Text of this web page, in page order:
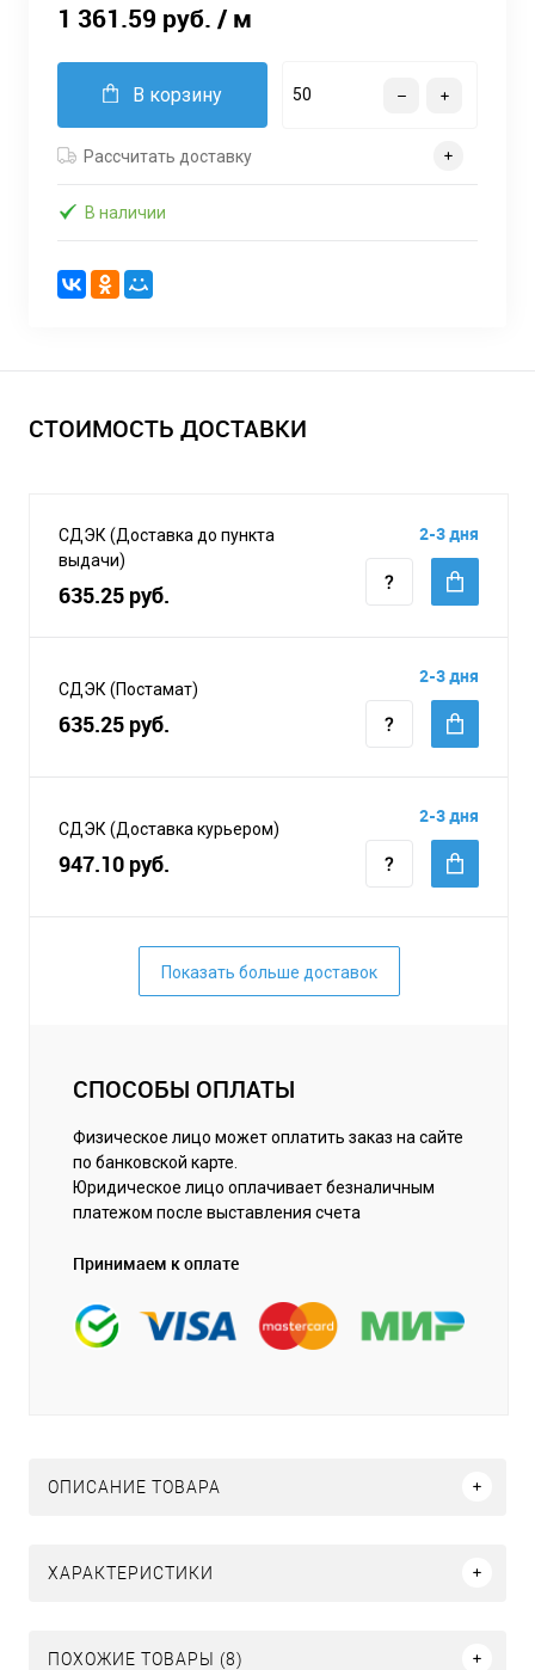
1 361.59 руб. / м
В корзину
Рассчитать доставку
В наличии
СТОИМОСТЬ ДОСТАВКИ
СДЭК (Доставка до пункта
выдачи)
635.25 руб.
2-3 дня
СДЭК (Постамат)
635.25 руб.
2-3 дня
СДЭК (Доставка курьером)
947.10 руб.
2-3 дня
Показать больше доставок
СПОСОБЫ ОПЛАТЫ
Физическое лицо может оплатить заказ на сайте
по банковской карте.
Юридическое лицо оплачивает безналичным
платежом после выставления счета
Принимаем к оплате
ОПИСАНИЕ ТОВАРА
ХАРАКТЕРИСТИКИ
ПОХОЖИЕ ТОВАРЫ (8)